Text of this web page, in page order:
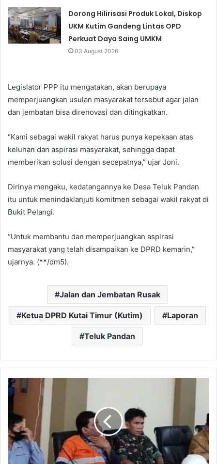
Dorong Hilirisasi Produk Lokal, Diskop
UKM Kutim Gandeng Lintas OPD
Perkuat Daya Saing UMKM
03 August 2026
Legislator PPP itu mengatakan, akan berupaya
memperjuangkan usulan masyarakat tersebut agar jalan
dan jembatan bisa direnovasi dan ditingkatkan.
“Kami sebagai wakil rakyat harus punya kepekaan atas
keluhan dan aspirasi masyarakat, sehingga dapat
memberikan solusi dengan secepatnya,” ujar Joni.
Dirinya mengaku, kedatangannya ke Desa Teluk Pandan
itu untuk menindaklanjuti komitmen sebagai wakil rakyat di
Bukit Pelangi.
“Untuk membantu dan memperjuangkan aspirasi
masyarakat yang telah disampaikan ke DPRD kemarin,”
ujarnya. (**/dm5).
Jalan dan Jembatan Rusak
Ketua DPRD Kutai Timur (Kutim) Laporan
Teluk Pandan